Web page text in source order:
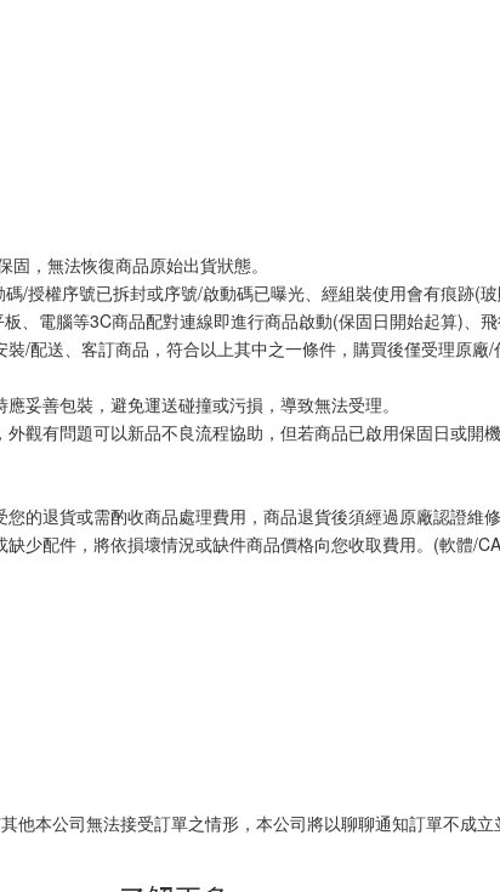
，無法恢復商品原始出貨狀態。
/授權序號已拆封或序號/啟動碼已曝光、經組裝使用會有痕跡(
、電腦等3C商品配對連線即進行商品啟動(保固日開始起算)、
/配送、客訂商品，符合以上其中之一條件，購買後僅受理原廠/
妥善包裝，避免運送碰撞或污損，導致無法受理。
觀有問題可以新品不良流程協助，但若商品已啟用保固日或開
的退貨或需酌收商品處理費用，商品退貨後須經過原廠認證維
少配件，將依損壞情況或缺件商品價格向您收取費用。(軟體/
本公司無法接受訂單之情形，本公司將以聊聊通知訂單不成立